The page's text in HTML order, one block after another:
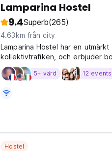
Lamparina Hostel
9.4Superb(265)
4.63km från city
Lamparina Hostel har en
kollektivtrafiken, och erbjuder
5+ värd 12 events
Hostel